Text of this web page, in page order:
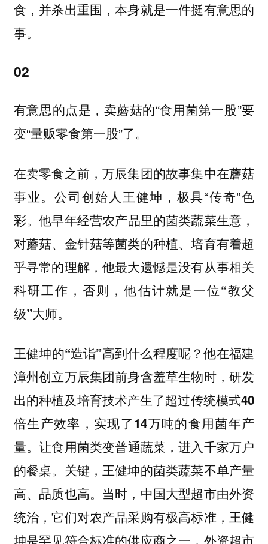
食，并杀出重围，本身就是一件挺有意思的
事。
02
有意思的点是，卖蘑菇的“食用菌第一股”要
变“量贩零食第一股”了。
在卖零食之前，万辰集团的故事集中在蘑菇
事业。公司创始人王健坤，极具“传奇”色
彩。他早年经营农产品里的菌类蔬菜生意，
对蘑菇、金针菇等菌类的种植、培育有着超
乎寻常的理解，他最大遗憾是没有从事相关
科研工作，否则，他估计就是一位“教父
级”大师。
王健坤的“造诣”高到什么程度呢？他在福建
漳州创立万辰集团前身含羞草生物时，研发
出的种植及培育技术产生了超过传统模式40
倍生产效率，实现了14万吨的食用菌年产
量。让食用菌类变普通蔬菜，进入千家万户
的餐桌。关键，王健坤的菌类蔬菜不单产量
高、品质也高。当时，中国大型超市由外资
统治，它们对农产品采购有极高标准，王健
坤是罕见符合标准的供应商之一，外资超市